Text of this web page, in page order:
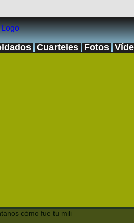
Cuarteles Fotos
cómo fue tu mili